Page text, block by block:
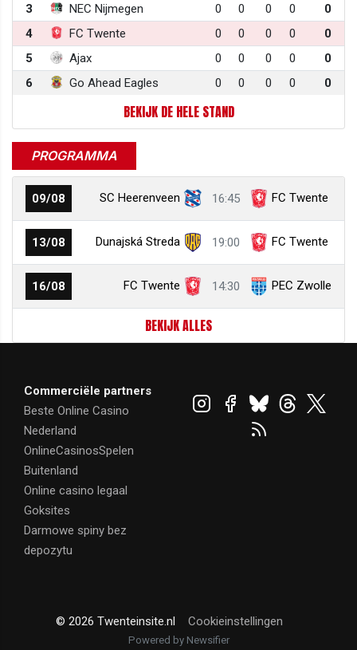
3
NEC Nijmegen 0 0 0 0
0
4
FC Twente 0 0 0 0
0
5
Ajax 0 0 0 0
0
6
Go Ahead Eagles 0 0 0 0 0
BEKIJK DE HELE STAND
PROGRAMMA
09/08 SC Heerenveen 16:45 FC Twente
13/08 Dunajská Streda 19:00 FC Twente
16/08 FC Twente 14:30 PEC Zwolle
BEKIJK ALLES
Commerciële partners
Beste Online Casino
Nederland
OnlineCasinosSpelen
Buitenland
Online casino legaal
Goksites
Darmowe spiny bez
depozytu
© 2026 Twenteinsite.nl Cookieinstellingen
Powered by Newsifier